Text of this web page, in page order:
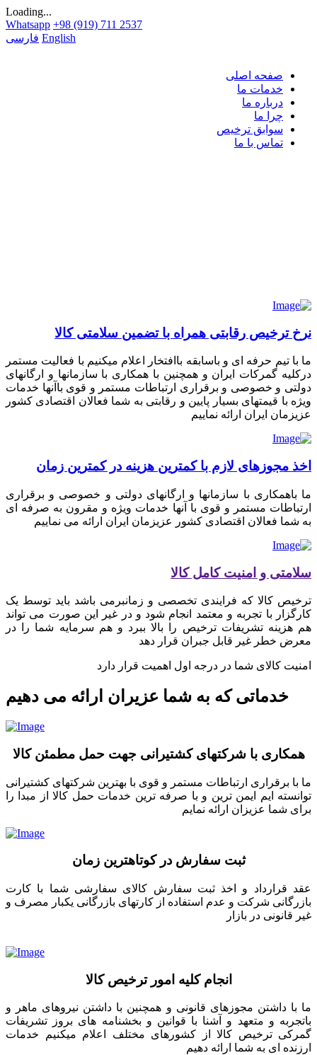
Loading...
Whatsapp +98 (919) 711 2537
فارسی English
صفحه اصلی
خدمات ما
درباره ما
چرا ما
سوابق ترخیص
تماس با ما
نرخ ترخیص رقابتی همراه با تضمین سلامتی کالا
ما با تیم حرفه ای و باسابقه باافتخار اعلام میکنیم با فعالیت مستمر
درکلیه گمرکات ایران و همچنین با همکاری با سازمانها و ارگانهای
دولتی و خصوصی و برقراری ارتباطات مستمر و قوی باآنها خدمات
ویژه با قیمتهای بسیار پایین و رقابتی به شما فعالان اقتصادی کشور
عزیزمان ایران ارائه نماییم
اخذ مجوزهای لازم با کمترین هزینه در کمترین زمان
ما باهمکاری با سازمانها و ارگانهای دولتی و خصوصی و برقراری
ارتباطات مستمر و قوی با آنها خدمات ویژه و مقرون به صرفه ای
به شما فعالان اقتصادی کشور عزیزمان ایران ارائه می نماییم
سلامتی و امنیت کامل کالا
ترخیص کالا که فرایندی تخصصی و زمانبرمی باشد باید توسط یک
کارگزار با تجربه و معتمد انجام شود و در غیر این صورت می تواند
هم هزینه تشریفات ترخیص را بالا ببرد و هم سرمایه شما را در
معرض خطر غیر قابل جبران قرار دهد
امنیت کالای شما در درجه اول اهمیت قرار دارد
خدماتی که به شما عزیران ارائه می دهیم
همکاری با شرکتهای کشتیرانی جهت حمل مطمئن کالا
ما با برقراری ارتباطات مستمر و قوی با بهترین شرکتهای کشتیرانی
توانسته ایم ایمن ترین و با صرفه ترین خدمات حمل کالا از مبدا را
برای شما عزیزان ارائه نمایم
ثبت سفارش در کوتاهترین زمان
عقد قرارداد و اخذ ثبت سفارش کالای سفارشی شما با کارت
بازرگانی شرکت و عدم استفاده از کارتهای بازرگانی یکبار مصرف و
غیر قانونی در بازار
انجام کلیه امور ترخیص کالا
ما با داشتن مجوزهای قانونی و همچنین با داشتن نیروهای ماهر و
باتجربه و متعهد و آشنا با قوانین و بخشنامه های بروز تشریفات
گمرکی ترخیص کالا از کشورهای مختلف اعلام میکنیم خدمات
ارزنده ای به شما ارائه دهیم